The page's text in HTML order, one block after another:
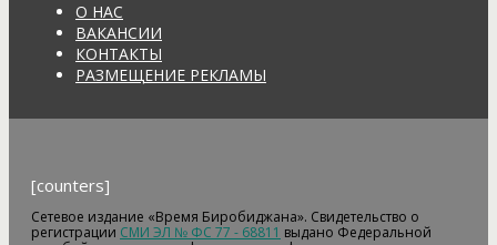
О НАС
ВАКАНСИИ
КОНТАКТЫ
РАЗМЕЩЕНИЕ РЕКЛАМЫ
[counters]
Сетевое издание «Время Биробиджана». Свидетельство о
регистрации СМИ ЭЛ № ФС 77 - 68811 выдано Федеральной